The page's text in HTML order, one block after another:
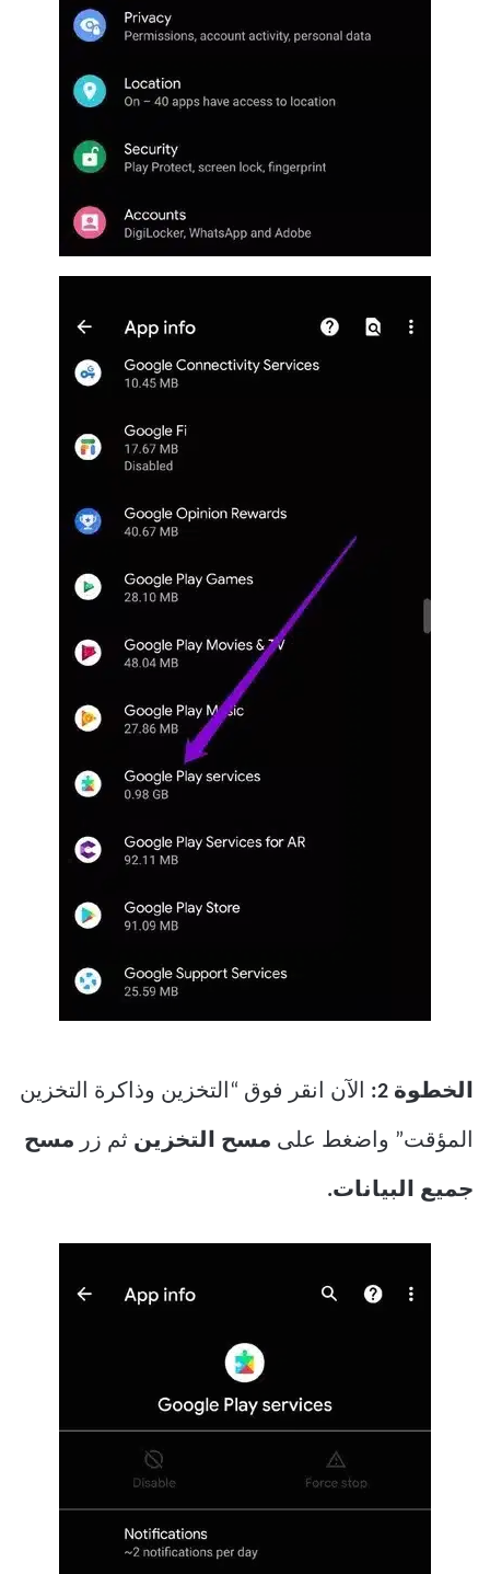
الخطوة 2: الآن انقر فوق “التخزين وذاكرة التخزين
المؤقت” واضغط على مسح التخزين ثم زر مسح
جميع البيانات.